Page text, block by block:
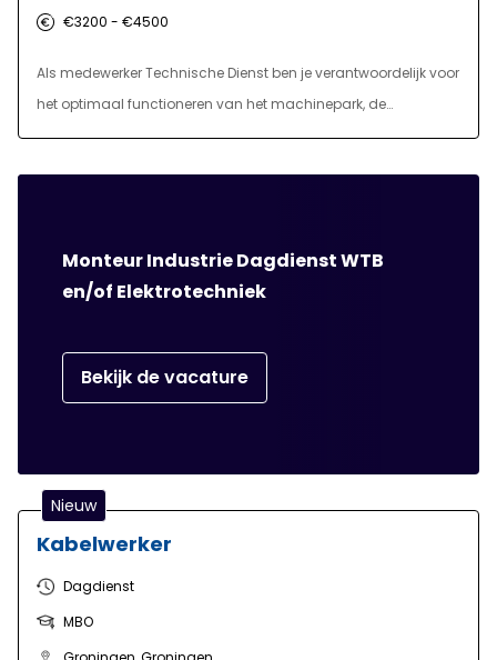
vrije weekenden.
€3200 - €4500
Als medewerker Technische Dienst ben je verantwoordelijk voor
het optimaal functioneren van het machinepark, de
installaties en de gebouwen. Dankzij jouw inzet kunnen
Monteur Industrie Dagdienst WTB
en/of Elektrotechniek
Bekijk de vacature
Nieuw
Kabelwerker
Dagdienst
MBO